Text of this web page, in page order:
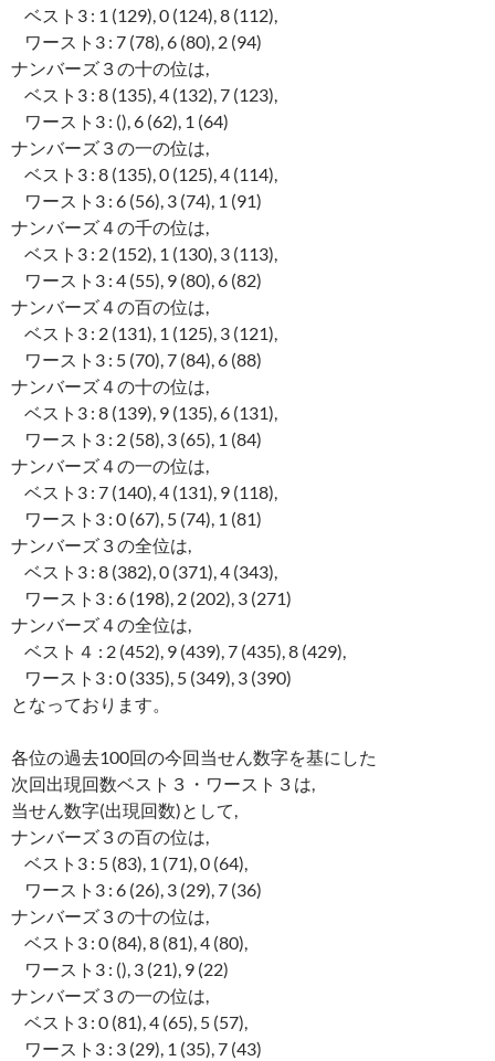
ベスト3 : 1 (129), 0 (124), 8 (112),
ワースト3 : 7 (78), 6 (80), 2 (94)
ナンバーズ３の十の位は,
ベスト3 : 8 (135), 4 (132), 7 (123),
ワースト3 : (), 6 (62), 1 (64)
ナンバーズ３の一の位は,
ベスト3 : 8 (135), 0 (125), 4 (114),
ワースト3 : 6 (56), 3 (74), 1 (91)
ナンバーズ４の千の位は,
ベスト3 : 2 (152), 1 (130), 3 (113),
ワースト3 : 4 (55), 9 (80), 6 (82)
ナンバーズ４の百の位は,
ベスト3 : 2 (131), 1 (125), 3 (121),
ワースト3 : 5 (70), 7 (84), 6 (88)
ナンバーズ４の十の位は,
ベスト3 : 8 (139), 9 (135), 6 (131),
ワースト3 : 2 (58), 3 (65), 1 (84)
ナンバーズ４の一の位は,
ベスト3 : 7 (140), 4 (131), 9 (118),
ワースト3 : 0 (67), 5 (74), 1 (81)
ナンバーズ３の全位は,
ベスト3 : 8 (382), 0 (371), 4 (343),
ワースト3 : 6 (198), 2 (202), 3 (271)
ナンバーズ４の全位は,
ベスト４ : 2 (452), 9 (439), 7 (435), 8 (429),
ワースト3 : 0 (335), 5 (349), 3 (390)
となっております。
各位の過去100回の今回当せん数字を基にした
次回出現回数ベスト３・ワースト３は,
当せん数字(出現回数)として,
ナンバーズ３の百の位は,
ベスト3 : 5 (83), 1 (71), 0 (64),
ワースト3 : 6 (26), 3 (29), 7 (36)
ナンバーズ３の十の位は,
ベスト3 : 0 (84), 8 (81), 4 (80),
ワースト3 : (), 3 (21), 9 (22)
ナンバーズ３の一の位は,
ベスト3 : 0 (81), 4 (65), 5 (57),
ワースト3 : 3 (29), 1 (35), 7 (43)